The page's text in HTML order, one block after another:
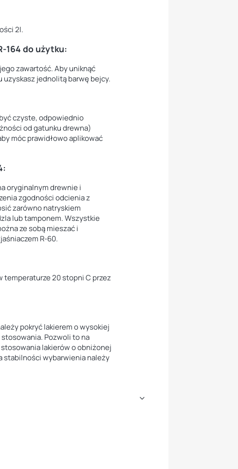
2l.
164 do użytku:
zawartość. Aby uniknąć
jednolitą barwę bejcy.
czyste, odpowiednio
od gatunku drewna)
móc prawidłowo aplikować
:
oryginalnym drewnie i
zgodności odcienia z
zarówno natryskiem
lub tamponem. Wszystkie
ze sobą mieszać i
R-60.
temperaturze 20 stopni C przez
pokryć lakierem o wysokiej
Pozwoli to na
lakierów o obniżonej
stabilności wybarwienia należy